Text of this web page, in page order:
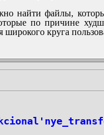
найти файлы,
по причине
широкого круга